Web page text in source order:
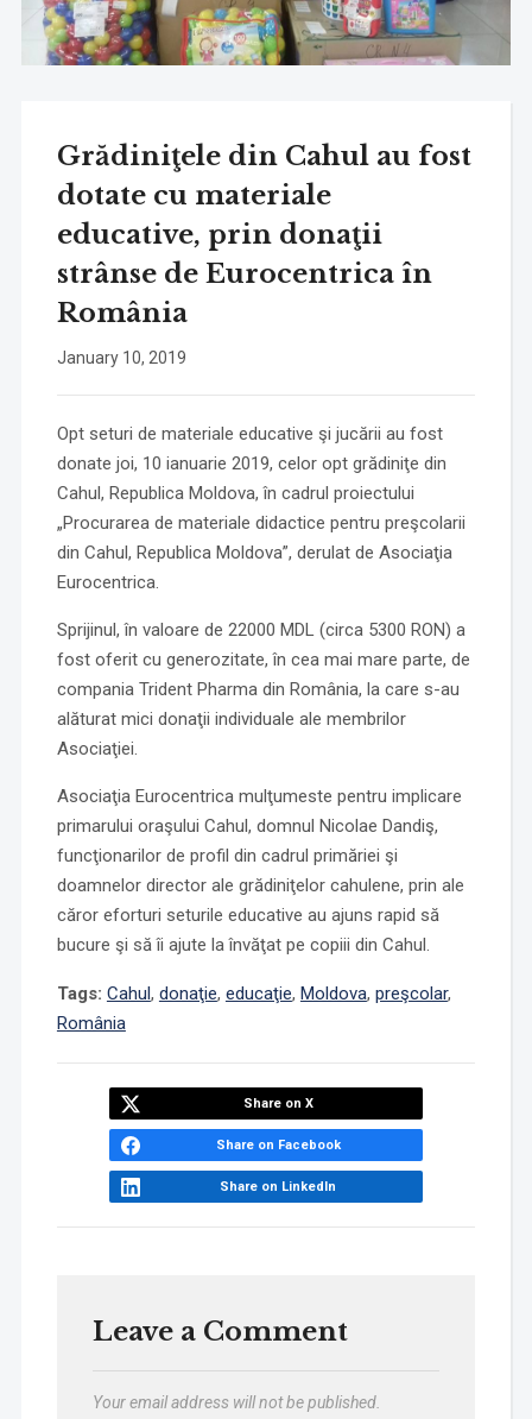
Grădiniţele din Cahul au fost
dotate cu materiale
educative, prin donaţii
strânse de Eurocentrica în
România
January 10, 2019
Opt seturi de materiale educative şi jucării au fost
donate joi, 10 ianuarie 2019, celor opt grădiniţe din
Cahul, Republica Moldova, în cadrul proiectului
„Procurarea de materiale didactice pentru preşcolarii
din Cahul, Republica Moldova”, derulat de Asociaţia
Eurocentrica.
Sprijinul, în valoare de 22000 MDL (circa 5300 RON) a
fost oferit cu generozitate, în cea mai mare parte, de
compania Trident Pharma din România, la care s-au
alăturat mici donaţii individuale ale membrilor
Asociaţiei.
Asociaţia Eurocentrica mulţumeste pentru implicare
primarului oraşului Cahul, domnul Nicolae Dandiş,
funcţionarilor de profil din cadrul primăriei şi
doamnelor director ale grădiniţelor cahulene, prin ale
căror eforturi seturile educative au ajuns rapid să
bucure şi să îi ajute la învăţat pe copiii din Cahul.
Tags: Cahul, donaţie, educaţie, Moldova, preşcolar,
România
Share on X
Share on Facebook
Share on LinkedIn
Leave a Comment
Your email address will not be published.